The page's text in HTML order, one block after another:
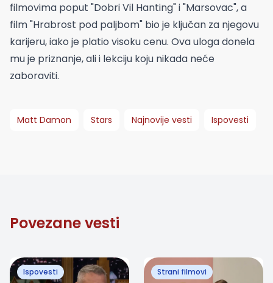
filmovima poput "Dobri Vil Hanting" i "Marsovac", a
film "Hrabrost pod paljbom" bio je ključan za njegovu
karijeru, iako je platio visoku cenu. Ova uloga donela
mu je priznanje, ali i lekciju koju nikada neće
zaboraviti.
Matt Damon Stars Najnovije vesti Ispovesti
Povezane vesti
Ispovesti Strani filmovi